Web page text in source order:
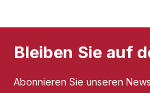
Bleiben Sie auf
Abonnieren Sie unseren